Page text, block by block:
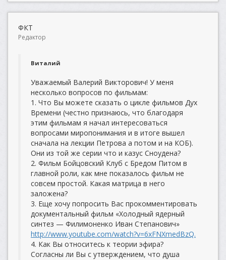
ФКТ
Редактор
Виталий
Уважаемый Валерий Викторович! У меня
несколько вопросов по фильмам:
1. Что Вы можете сказать о цикле фильмов Дух
Времени (честно признаюсь, что благодаря
этим фильмам я начал интересоваться
вопросами миропонимания и в итоге вышел
сначала на лекции Петрова а потом и на КОБ).
Они из той же серии что и казус Сноудена?
2. Фильм Бойцовский Клуб с Бредом Питом в
главной роли, как мне показалось фильм не
совсем простой. Какая матрица в него
заложена?
3. Еще хочу попросить Вас прокомментировать
документальный фильм «Холодный ядерный
синтез — Филимоненко Иван Степанович»
http://www.youtube.com/watch?v=6xFNXmedBzQ.
4. Как Вы относитесь к теории эфира?
Согласны ли Вы с утверждением, что душа